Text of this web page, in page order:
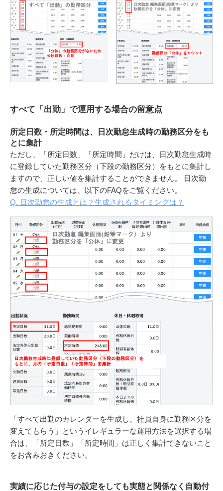
すべて「出勤」で運用する場合の留意点
所定日数・所定時間は、日次勤怠生成時の勤務区分をも
とに集計
ただし、「所定日数」「所定時間」だけは、日次勤怠生成時
に登録していた勤務区分（下段の勤務区分）をもとに集計し
ますので、正しい値を集計することができません。
日次勤
怠の生成については、以下のFAQをご覧ください。
Q. 日次勤怠の生成とは？生成されるタイミングは？
「すべて出勤のカレンダーを生成し、社員自身に勤務区分を
変えてもらう」というイレギュラーな運用方法を選択する場
合は、「所定日数」「所定時間」は正しく集計できないこと
をお含みおきください。
実績に応じた付与の設定をしても実態と関係なく自動付